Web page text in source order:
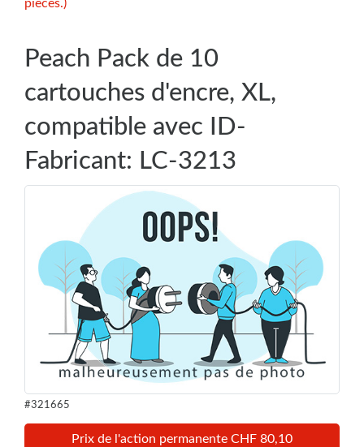
pièces.)
Peach Pack de 10
cartouches d'encre, XL,
compatible avec ID-
Fabricant: LC-3213
#321665
Prix de l'action permanente CHF 80,10